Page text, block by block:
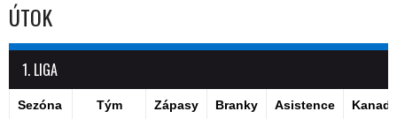
ÚTOK
1. LIGA
Sezóna Tým Zápasy Branky Asistence